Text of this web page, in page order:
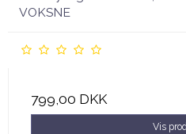
VOKSNE
799,00 DKK
Vis